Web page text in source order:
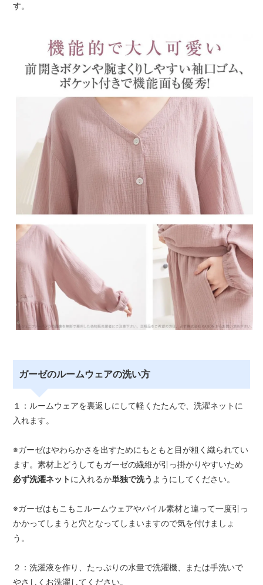
す。
ガーゼのルームウェアの洗い方
１：ルームウェアを裏返しにして軽くたたんで、洗濯ネットに
入れます。
※ガーゼはやわらかさを出すためにもともと目が粗く織られてい
ます。素材上どうしてもガーゼの繊維が引っ掛かりやすいため
必ず洗濯ネットに入れるか単独で洗う ようにしてください。
※ガーゼはもこもこルームウェアやパイル素材と違って一度引っ
かかってしまうと穴となってしまいますので気を付けましょ
う。
２：洗濯液を作り、たっぷりの水量で洗濯機、または手洗いで
やさしくお洗濯してください。